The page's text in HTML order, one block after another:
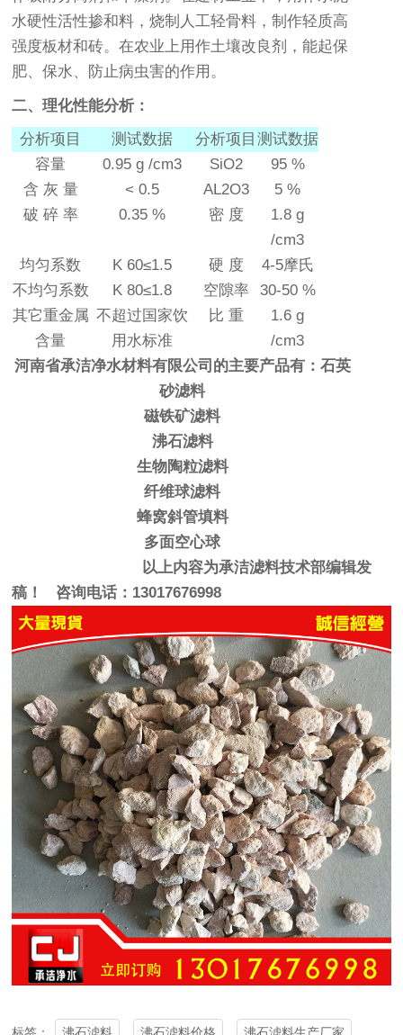
水硬性活性掺和料，烧制人工轻骨料，制作轻质高
强度板材和砖。在农业上用作土壤改良剂，能起保
肥、保水、防止病虫害的作用。
二、理化性能分析：
分析项目
测试数据 分析项目 测试数据
容量
0.95 g /cm3 SiO2
95 %
含 灰 量
< 0.5 AL2O3
5 %
破 碎 率
0.35 % 密 度
1.8 g
/cm3
均匀系数
K 60≤1.5 硬 度 4-5摩氏
不均匀系数
K 80≤1.8 空隙率
30-50 %
其它重金属
含量
不超过国家饮
用水标准
比 重
1.6 g
/cm3
河南省承洁净水材料有限公司的主要产品有：石英
砂滤料
磁铁矿滤料
沸石滤料
生物陶粒滤料
纤维球滤料
蜂窝斜管填料
多面空心球
以上内容为承洁滤料技术部编辑发
稿！ 咨询电话：13017676998
沸石滤料 沸石滤料价格 沸石滤料生产厂家